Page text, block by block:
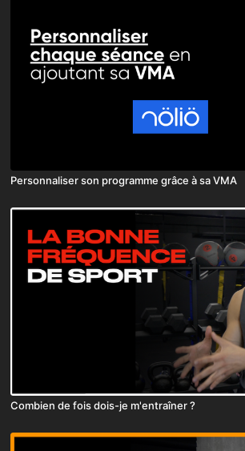
Personnaliser son programme grâce à sa VMA
Combien de fois dois-je m'entraîner ?